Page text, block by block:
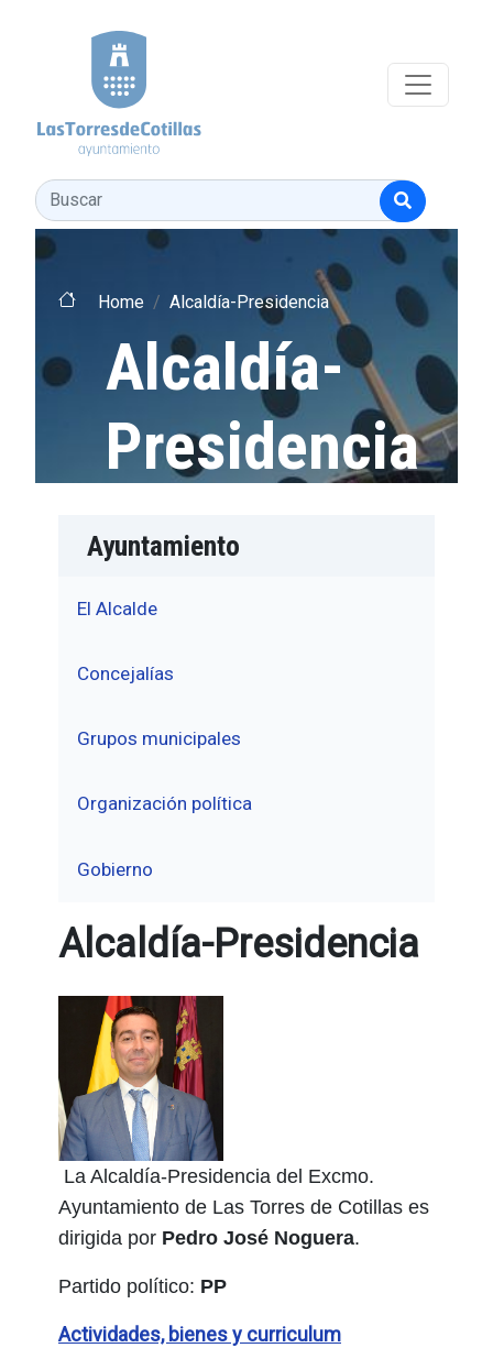
Buscar
Home Alcaldía-Presidencia
Alcaldía-
Presidencia
Ayuntamiento
El Alcalde
Concejalías
Grupos municipales
Organización política
Gobierno
Alcaldía-Presidencia
La Alcaldía-Presidencia del Excmo.
Ayuntamiento de Las Torres de Cotillas es
dirigida por Pedro José Noguera.
Partido político: PP
Actividades, bienes y curriculum